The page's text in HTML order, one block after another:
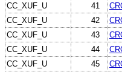
CC_XUF_U
41
CC_XUF_U
42
CC_XUF_U
43
CC_XUF_U
44
CC_XUF_U
45